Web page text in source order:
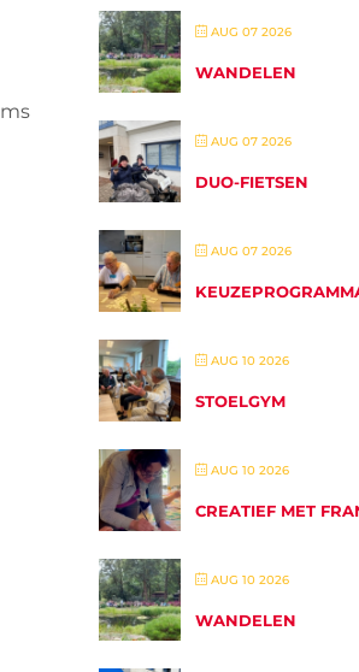
AUG 07 2026
WANDELEN
AUG 07 2026
DUO-FIETSEN
AUG 07 2026
AUG 10 2026
STOELGYM
AUG 10 2026
CREATIEF MET
AUG 10 2026
WANDELEN